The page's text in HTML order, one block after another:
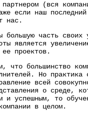
(вся
если наш
нас.
большую часть своих
является
ее проектов.
что большинство
Но практика
всей
о среде,
и успешным, то
в целом.